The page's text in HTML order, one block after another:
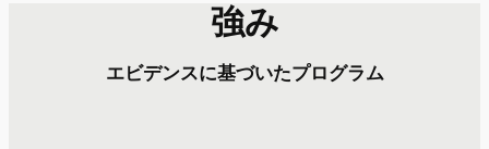
強み
エビデンスに基づいたプログラム